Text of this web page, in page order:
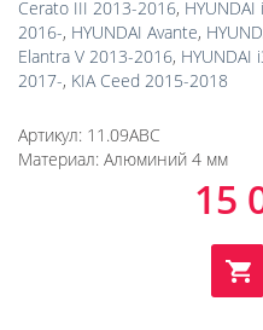
Cerato III 2013-2016,
2016-, HYUNDAI Avante,
Elantra V 2013-2016, HYUNDAI
2017-, KIA Ceed 2015-2018
Артикул: 11.09ABC
Материал: Алюминий 4 мм
15